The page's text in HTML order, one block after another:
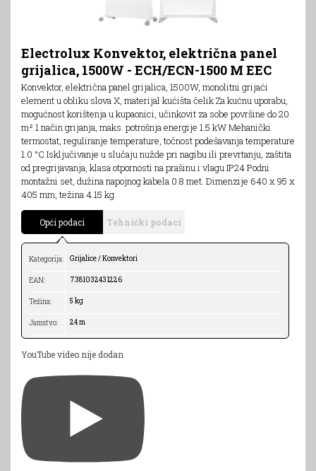
Electrolux Konvektor, električna panel
grijalica, 1500W - ECH/ECN-1500 M EEC
Konvektor, električna panel grijalica, 1500W, monolitni grijaći
element u obliku slova X, materijal kućišta čelik Za kućnu uporabu,
mogućnost korištenja u kupaonici, učinkovit za sobe površine do 20
m² 1 način grijanja, maks. potrošnja energije 1.5 kW Mehanički
termostat, reguliranje temperature, točnost podešavanja temperature
1.0 °С Isključivanje u slučaju nužde pri nagibu ili prevrtanju, zaštita
od pregrijavanja, klasa otpornosti na prašinu i vlagu IP24 Podni
montažni set, dužina napojnog kabela 0.8 met. Dimenzije 640 x 95 x
405 mm, težina 4.15 kg.
Opći podaci Tehnički podaci
Kategorija: Grijalice / Konvektori
EAN: 7381032431226
Težina: 5 kg
Jamstvo: 24 m
YouTube video nije dodan